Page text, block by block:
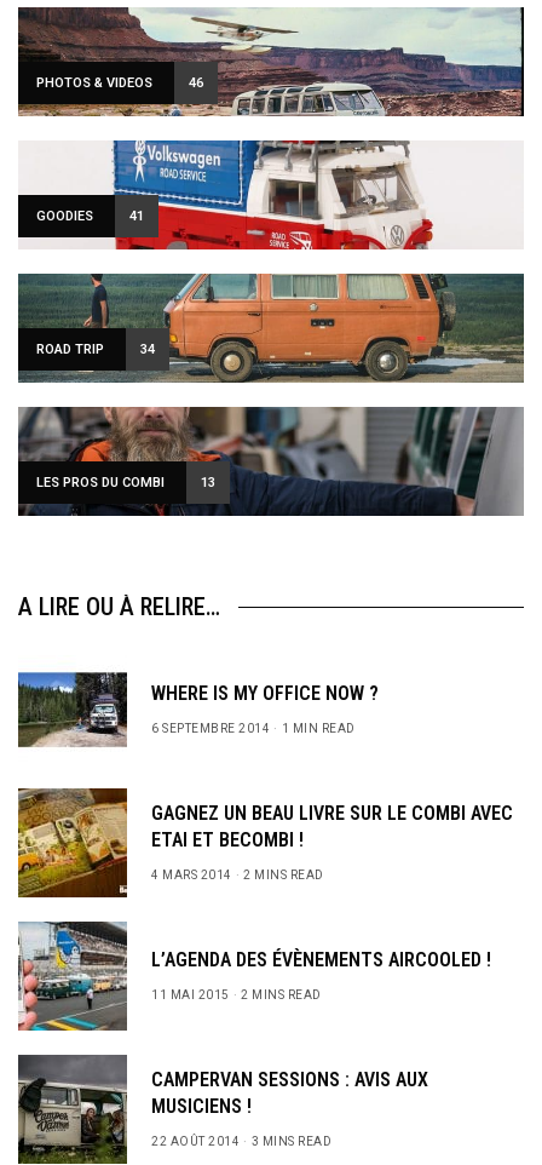
PHOTOS & VIDEOS 46
GOODIES 41
ROAD TRIP 34
LES PROS DU COMBI 13
A LIRE OU À RELIRE…
WHERE IS MY OFFICE NOW ?
6 SEPTEMBRE 2014 1 MIN READ
GAGNEZ UN BEAU LIVRE SUR LE COMBI AVEC
ETAI ET BECOMBI !
4 MARS 2014 2 MINS READ
L’AGENDA DES ÉVÈNEMENTS AIRCOOLED !
11 MAI 2015 2 MINS READ
CAMPERVAN SESSIONS : AVIS AUX
MUSICIENS !
22 AOÛT 2014 3 MINS READ